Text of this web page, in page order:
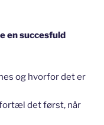
en succesfuld
og hvorfor det er
det først, når